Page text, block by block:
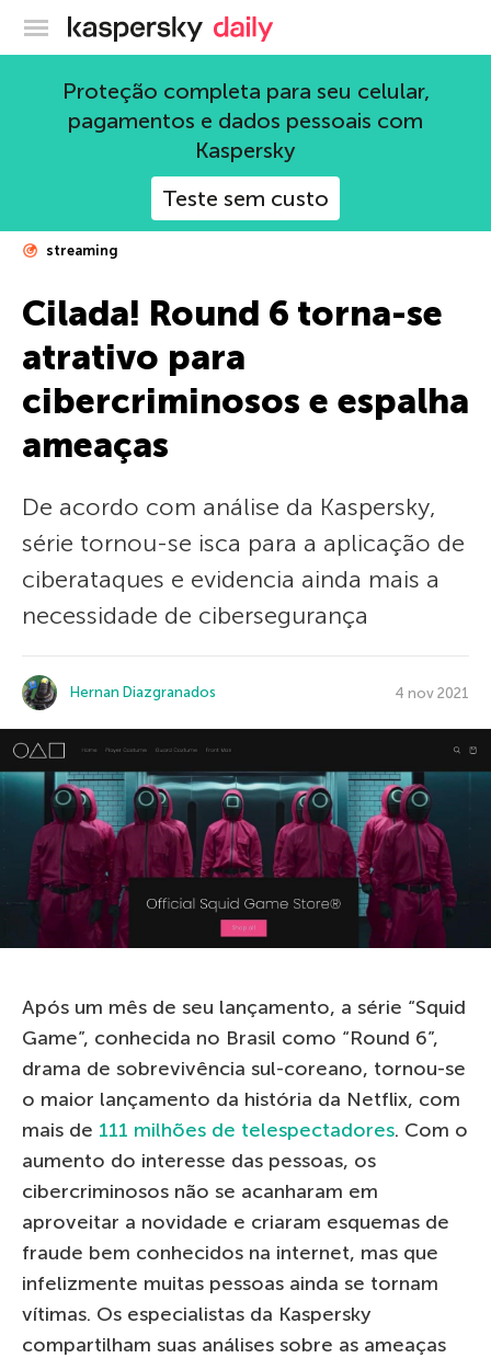
Blog oficial da Kaspersky
Proteção completa para seu celular,
pagamentos e dados pessoais com
Kaspersky
Teste sem custo
streaming
Cilada! Round 6 torna-se
atrativo para
cibercriminosos e espalha
ameaças
De acordo com análise da Kaspersky,
série tornou-se isca para a aplicação de
ciberataques e evidencia ainda mais a
necessidade de cibersegurança
Hernan Diazgranados 4 nov 2021
Após um mês de seu lançamento, a série “Squid
Game”, conhecida no Brasil como “Round 6”,
drama de sobrevivência sul-coreano, tornou-se
o maior lançamento da história da Netflix, com
mais de 111 milhões de telespectadores. Com o
aumento do interesse das pessoas, os
cibercriminosos não se acanharam em
aproveitar a novidade e criaram esquemas de
fraude bem conhecidos na internet, mas que
infelizmente muitas pessoas ainda se tornam
vítimas. Os especialistas da Kaspersky
compartilham suas análises sobre as ameaças